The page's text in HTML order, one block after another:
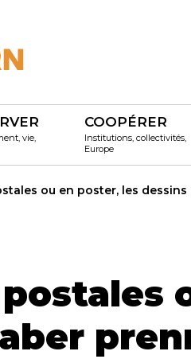
vie,
COOPÉRER
Institutions, collectivités,
Europe
ou en poster, les